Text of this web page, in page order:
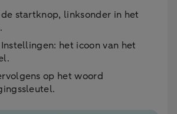
startknop, linksonder in het
het icoon van het
op het woord